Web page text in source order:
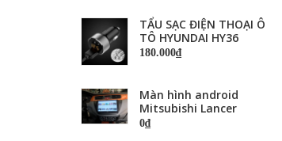
TẨU SẠC ĐIỆN THOẠI Ô
TÔ HYUNDAI HY36
180.000₫
Màn hình android
Mitsubishi Lancer
0₫